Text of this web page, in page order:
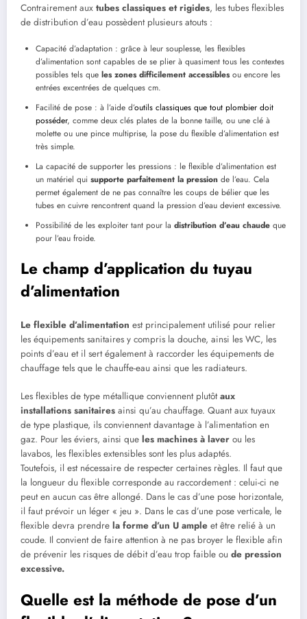
Contrairement aux tubes classiques et rigides, les tubes flexibles
de distribution d’eau possèdent plusieurs atouts :
Capacité d’adaptation : grâce à leur souplesse, les flexibles
d’alimentation sont capables de se plier à quasiment tous les contextes
possibles tels que les zones difficilement accessiblesou encore les
entrées excentrées de quelques cm.
Facilité de pose : à l’aide d’outils classiques que tout plombier doit
posséder, comme deux clés plates de la bonne taille, ou une clé à
molette ou une pince multiprise, la pose du flexible d’alimentation est
très simple.
La capacité de supporter les pressions : le flexible d’alimentation est
un matériel qui supporte parfaitement la pression de l’eau. Cela
permet également de ne pas connaître les coups de bélier que les
tubes en cuivre rencontrent quand la pression d’eau devient excessive.
Possibilité de les exploiter tant pour la distribution d’eau chaude que
pour l’eau froide.
Le champ d’application du tuyau
d’alimentation
Le flexible d’alimentation est principalement utilisé pour relier
les équipements sanitaires y compris la douche, ainsi les WC, les
points d’eau et il sert également à raccorder les équipements de
chauffage tels que le chauffe-eau ainsi que les radiateurs.
Les flexibles de type métallique conviennent plutôtaux
installations sanitaires ainsi qu’au chauffage. Quant aux tuyaux
de type plastique, ils conviennent davantage à l’alimentation en
gaz. Pour les éviers, ainsi que les machines à laver ou les
lavabos, les flexibles extensibles sont les plus adaptés.
Toutefois, il est nécessaire de respecter certaines règles. Il faut que
la longueur du flexible corresponde au raccordement : celui-ci ne
peut en aucun cas être allongé. Dans le cas d’une pose horizontale,
il faut prévoir un léger « jeu ». Dans le cas d’une pose verticale, le
flexible devra prendre la forme d’un U ample et être relié à un
coude. Il convient de faire attention à ne pas broyer le flexible afin
de prévenir les risques de débit d’eau trop faible ou de pression
excessive.
Quelle est la méthode de pose d’un